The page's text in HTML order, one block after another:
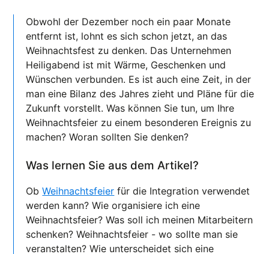
Obwohl der Dezember noch ein paar Monate
entfernt ist, lohnt es sich schon jetzt, an das
Weihnachtsfest zu denken. Das Unternehmen
Heiligabend ist mit Wärme, Geschenken und
Wünschen verbunden. Es ist auch eine Zeit, in der
man eine Bilanz des Jahres zieht und Pläne für die
Zukunft vorstellt. Was können Sie tun, um Ihre
Weihnachtsfeier zu einem besonderen Ereignis zu
machen? Woran sollten Sie denken?
Was lernen Sie aus dem Artikel?
ObWeihnachtsfeier für die Integration verwendet
werden kann? Wie organisiere ich eine
Weihnachtsfeier? Was soll ich meinen Mitarbeitern
schenken? Weihnachtsfeier - wo sollte man sie
veranstalten? Wie unterscheidet sich eine